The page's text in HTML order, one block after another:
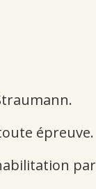
épreuve.